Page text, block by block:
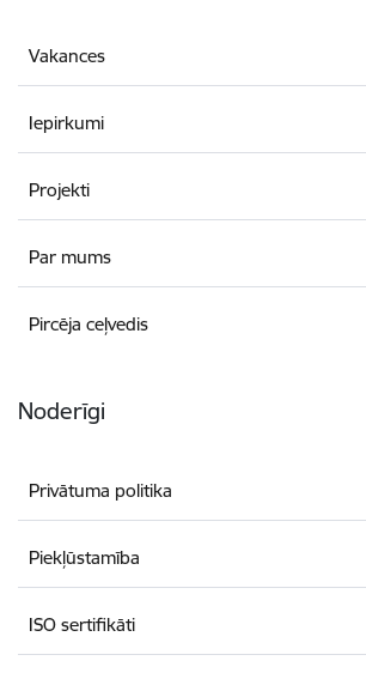
Vakances
Iepirkumi
Projekti
Par mums
Pircēja ceļvedis
Noderīgi
Privātuma politika
Piekļūstamība
ISO sertifikāti